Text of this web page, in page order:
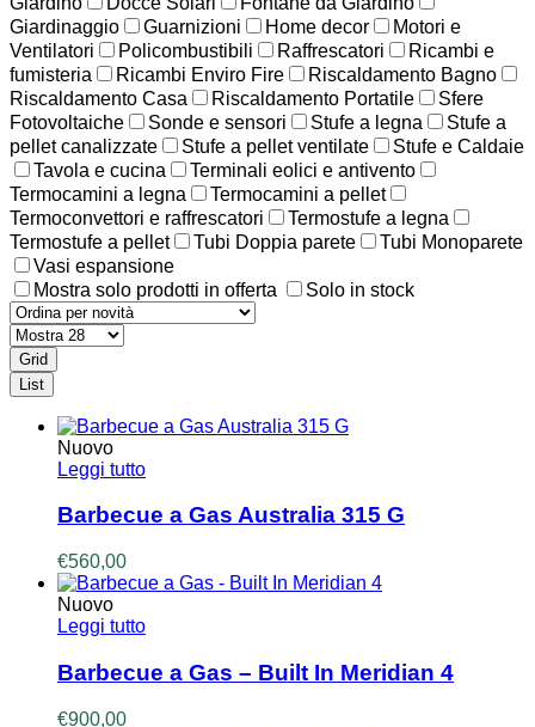
Giardinaggio
Guarnizioni Home decor
Motori e
Ventilatori
Policombustibili Raffrescatori
Ricambi e
fumisteria
Ricambi Enviro Fire
Riscaldamento Bagno
Riscaldamento Casa
Riscaldamento Portatile
Sfere
Fotovoltaiche
Sonde e sensori Stufe a legna
Stufe a
pellet canalizzate
Stufe a pellet ventilate
Stufe e Caldaie
Tavola e cucina
Terminali eolici e antivento
Termocamini a legna
Termocamini a pellet
Termoconvettori e raffrescatori
Termostufe a legna
Termostufe a pellet
Tubi Doppia parete
Tubi Monoparete
Vasi espansione
Mostra solo prodotti in offerta
Solo in stock
Grid
List
Nuovo
Leggi tutto
Barbecue a Gas Australia 315 G
€560,00
Nuovo
Leggi tutto
Barbecue a Gas – Built In Meridian 4
€900,00